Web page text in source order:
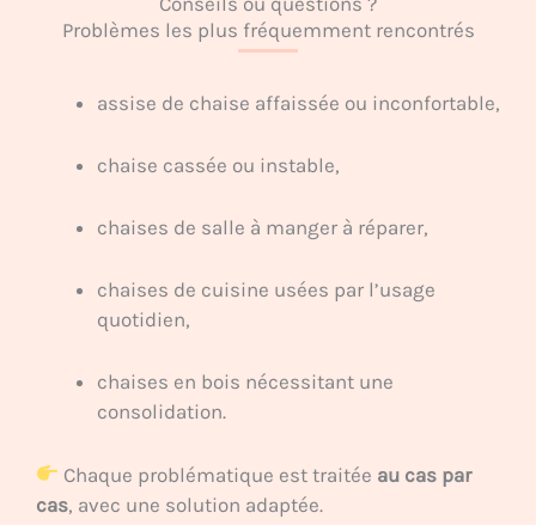
Problèmes les plus fréquemment rencontrés
assise de chaise affaissée ou inconfortable,
chaise cassée ou instable,
chaises de salle à manger à réparer,
chaises de cuisine usées par l’usage
quotidien,
chaises en bois nécessitant une
consolidation.
Chaque problématique est traitée au cas par
cas, avec une solution adaptée.